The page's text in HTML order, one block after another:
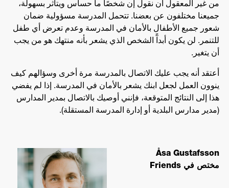
من غير المعقول أن نقول إن شخصًا ما حساس ويتأثر بسهولة،
جميعنا مختلفون عن بعضنا. تتحمل المدرسة مسؤولية ضمان
شعور جميع الأطفال بالأمان في المدرسة وعدم تعرض أي طفل
للتنمر. لن يكون أبدآً الشخص الذي يشعر بأنه منتهك هو من يجب
أن يتغير.
أعتقد أنه يجب عليك الاتصال بالمدرسة مرة أخرى وسؤالهم كيف
ينوون العمل لجعل ابنك يشعر بالأمان في المدرسة. إذا لم يفضي
هذا إلى النتائج المتوقعة، فإنني أوصيك بالاتصال بمدير المدارس
(مدير مدارس البلدية أو إدارة المدرسة المستقلة).
Åsa Gustafsson
مختص في Friends